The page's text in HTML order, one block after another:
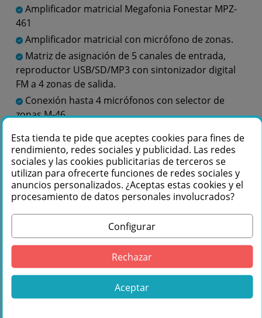
Amplificador matricial Megafonia Fonestar MPZ-
461
Amplificador matricial con micrófono de zonas.
Matriz de asignación de 5 canales de entrada,
reproductor USB/SD/MP3 con sintonizador digital
FM a 4 zonas de salida.
Conexión hasta 4 micrófonos con selector de
zonas M-46.
Potencia 4 x 90 W RMS
Te podemos ayudar
+34 976 36 61 60
Comprar FONESTAR MPZ-461 Amplificador
matricial con micrófono de zonas en
Esta tienda te pide que aceptes cookies para fines de
rendimiento, redes sociales y publicidad. Las redes
sociales y las cookies publicitarias de terceros se
utilizan para ofrecerte funciones de redes sociales y
anuncios personalizados. ¿Aceptas estas cookies y el
procesamiento de datos personales involucrados?
Configurar
Rechazar
Aceptar